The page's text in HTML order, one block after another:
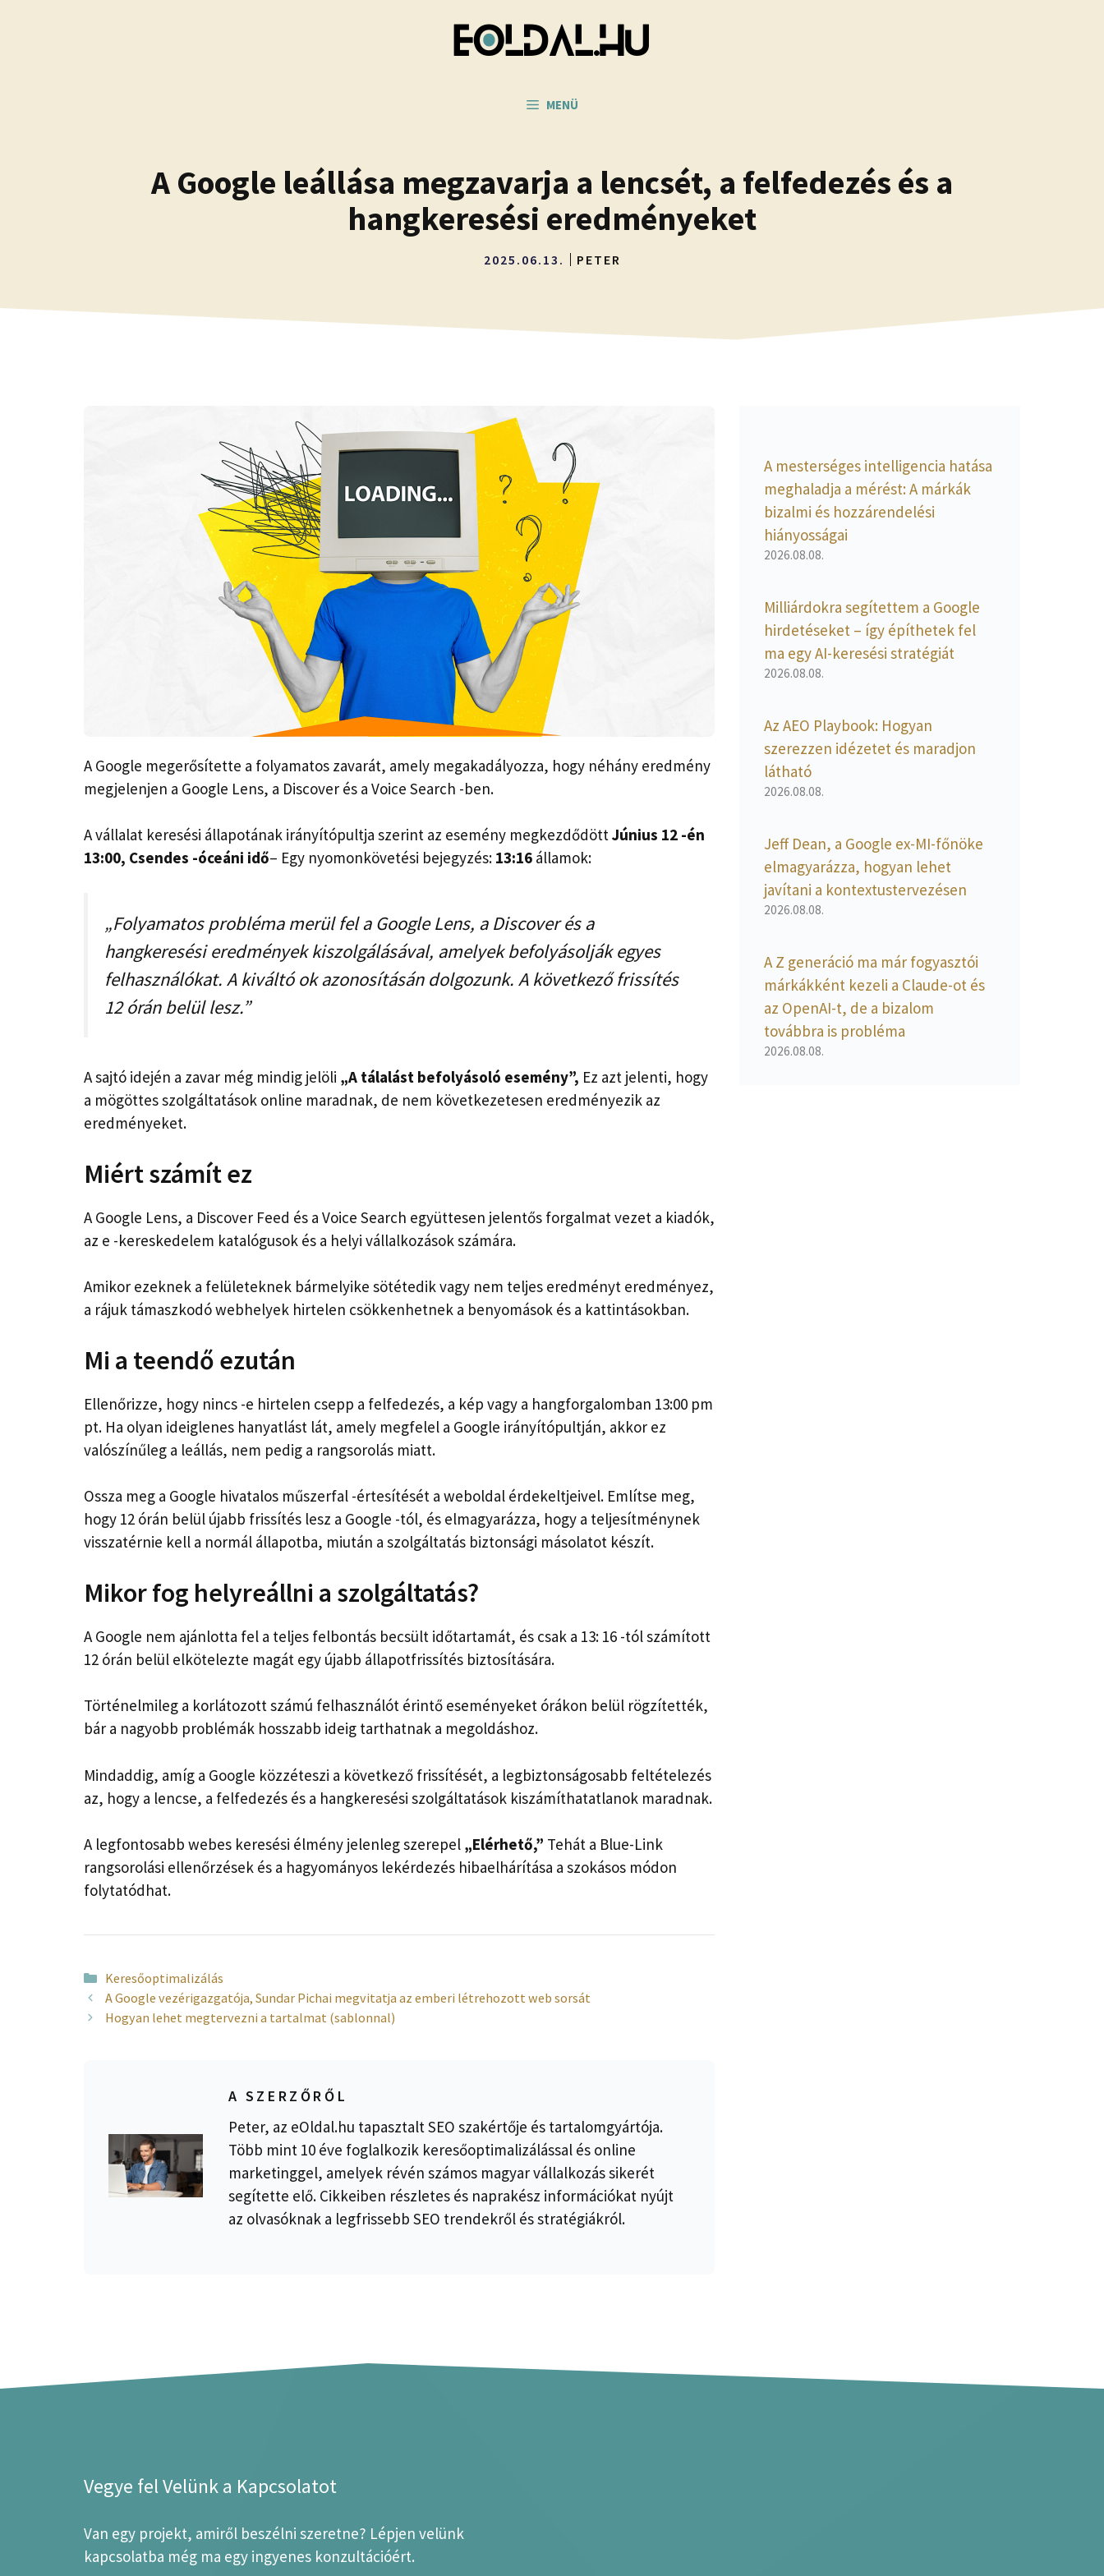
MENÜ
A Google leállása megzavarja a lencsét, a felfedezés és a
hangkeresési eredményeket
2025.06.13. PETER
A Google megerősítette a folyamatos zavarát, amely megakadályozza, hogy néhány eredmény
megjelenjen a Google Lens, a Discover és a Voice Search -ben.
A vállalat keresési állapotának irányítópultja szerint az esemény megkezdődöttJúnius 12 -én
13:00, Csendes -óceáni idő– Egy nyomonkövetési bejegyzés: 13:16 államok:
„Folyamatos probléma merül fel a Google Lens, a Discover és a
hangkeresési eredmények kiszolgálásával, amelyek befolyásolják egyes
felhasználókat. A kiváltó ok azonosításán dolgozunk. A következő frissítés
12 órán belül lesz.”
A sajtó idején a zavar még mindig jelöli „A tálalást befolyásoló esemény”, Ez azt jelenti, hogy
a mögöttes szolgáltatások online maradnak, de nem következetesen eredményezik az
eredményeket.
Miért számít ez
A Google Lens, a Discover Feed és a Voice Search együttesen jelentős forgalmat vezet a kiadók,
az e -kereskedelem katalógusok és a helyi vállalkozások számára.
Amikor ezeknek a felületeknek bármelyike ​​sötétedik vagy nem teljes eredményt eredményez,
a rájuk támaszkodó webhelyek hirtelen csökkenhetnek a benyomások és a kattintásokban.
Mi a teendő ezután
Ellenőrizze, hogy nincs -e hirtelen csepp a felfedezés, a kép vagy a hangforgalomban 13:00 pm
pt. Ha olyan ideiglenes hanyatlást lát, amely megfelel a Google irányítópultján, akkor ez
valószínűleg a leállás, nem pedig a rangsorolás miatt.
Ossza meg a Google hivatalos műszerfal -értesítését a weboldal érdekeltjeivel. Említse meg,
hogy 12 órán belül újabb frissítés lesz a Google -tól, és elmagyarázza, hogy a teljesítménynek
visszatérnie kell a normál állapotba, miután a szolgáltatás biztonsági másolatot készít.
Mikor fog helyreállni a szolgáltatás?
A Google nem ajánlotta fel a teljes felbontás becsült időtartamát, és csak a 13: 16 -tól számított
12 órán belül elkötelezte magát egy újabb állapotfrissítés biztosítására.
Történelmileg a korlátozott számú felhasználót érintő eseményeket órákon belül rögzítették,
bár a nagyobb problémák hosszabb ideig tarthatnak a megoldáshoz.
Mindaddig, amíg a Google közzéteszi a következő frissítését, a legbiztonságosabb feltételezés
az, hogy a lencse, a felfedezés és a hangkeresési szolgáltatások kiszámíthatatlanok maradnak.
A legfontosabb webes keresési élmény jelenleg szerepel „Elérhető,” Tehát a Blue-Link
rangsorolási ellenőrzések és a hagyományos lekérdezés hibaelhárítása a szokásos módon
folytatódhat.
Kategória
Keresőoptimalizálás
A Google vezérigazgatója, Sundar Pichai megvitatja az emberi létrehozott web sorsát
Hogyan lehet megtervezni a tartalmat (sablonnal)
A SZERZŐRŐL
Peter, az eOldal.hu tapasztalt SEO szakértője és tartalomgyártója.
Több mint 10 éve foglalkozik keresőoptimalizálással és online
marketinggel, amelyek révén számos magyar vállalkozás sikerét
segítette elő. Cikkeiben részletes és naprakész információkat nyújt
az olvasóknak a legfrissebb SEO trendekről és stratégiákról.
A mesterséges intelligencia hatása
meghaladja a mérést: A márkák
bizalmi és hozzárendelési
hiányosságai
2026.08.08.
Milliárdokra segítettem a Google
hirdetéseket – így építhetek fel
ma egy AI-keresési stratégiát
2026.08.08.
Az AEO Playbook: Hogyan
szerezzen idézetet és maradjon
látható
2026.08.08.
Jeff Dean, a Google ex-MI-főnöke
elmagyarázza, hogyan lehet
javítani a kontextustervezésen
2026.08.08.
A Z generáció ma már fogyasztói
márkákként kezeli a Claude-ot és
az OpenAI-t, de a bizalom
továbbra is probléma
2026.08.08.
Vegye fel Velünk a Kapcsolatot
Van egy projekt, amiről beszélni szeretne? Lépjen velünk
kapcsolatba még ma egy ingyenes konzultációért.